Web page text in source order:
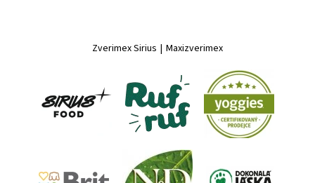
Zverimex Sirius | Maxizverimex